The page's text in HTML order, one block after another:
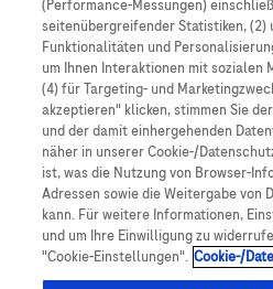
Vorstufe
Volkskrankheiten sind
Dazu zählen
Erkrankungen,
Diabetes.Prädiabetes
Typ-2-Diabetes. In
(Performance-Messungen)
seitenübergreifender Statistiken, (2)
Funktionalitäten und
um Ihnen Interaktionen mit sozialen
(4) für Targeting- und
akzeptieren" klicken, stimmen Sie
und der damit einhergehenden
näher in unserer Cookie-/
ist, was die Nutzung von Browser-
Adressen sowie die Weitergabe von
kann. Für weitere Informationen,
und um Ihre Einwilligung zu
"Cookie-Einstellungen". Cookie-/